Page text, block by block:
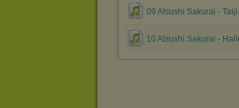
09 Atsushi Sakurai -
10 Atsushi Sakurai -